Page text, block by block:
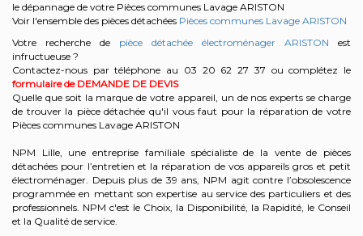
le dépannage de votre Pièces communes Lavage ARISTON
Voir l'ensemble des pièces détachées Pièces communes Lavage ARISTON
Votre recherche de pièce détachée électroménager ARISTON est
infructueuse ?
Contactez-nous par téléphone au 03 20 62 27 37 ou complétez le
formulaire de DEMANDE DE DEVIS
Quelle que soit la marque de votre appareil, un de nos experts se charge
de trouver la pièce détachée qu'il vous faut pour la réparation de votre
Pièces communes Lavage ARISTON
NPM Lille, une entreprise familiale spécialiste de la vente de pièces
détachées pour l’entretien et la réparation de vos appareils gros et petit
électroménager. Depuis plus de 39 ans, NPM agit contre l’obsolescence
programmée en mettant son expertise au service des particuliers et des
professionnels. NPM c'est le Choix, la Disponibilité, la Rapidité, le Conseil
et la Qualité de service.